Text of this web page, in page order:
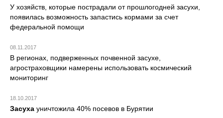
У хозяйств, которые пострадали от прошлогодней засухи,
появилась возможность запастись кормами за счет
федеральной помощи
08.11.2017
В регионах, подверженных почвенной засухе,
агростраховщики намерены использовать космический
мониторинг
18.10.2017
Засуха уничтожила 40% посевов в Бурятии